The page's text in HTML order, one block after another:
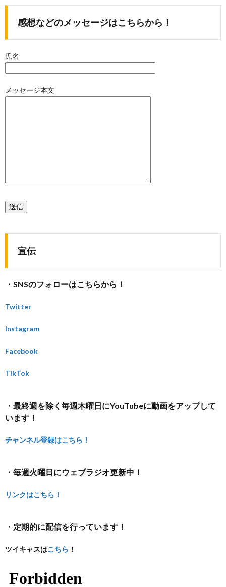
感想などのメッセージはこちらから！
氏名
メッセージ本文
宣伝
・SNSのフォローはこちらから！
Twitter
Instagram
Facebook
TikTok
・最終週を除く毎週木曜日にYouTubeに動画をアップして
います！
チャンネル登録はこちら！
・毎週火曜日にウェブラジオ更新中！
リンクはこちら！
・定期的に配信を行っています！
ツイキャスはこちら ！